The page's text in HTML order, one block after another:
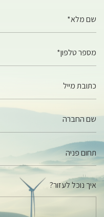
שם מלא*
מספר טלפון*
כתובת מייל
שם החברה
איך נוכל לעזור?